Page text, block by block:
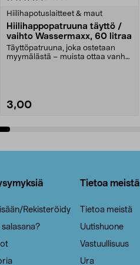
Hiilihapotuslaitteet & maut
Hiilihappopatruuna täyttö /
vaihto Wassermaxx, 60 litraa
Täyttöpatruuna, joka ostetaan
myymälästä – muista ottaa vanha
3,00
Rekisteröidy
Tietoa meistä
Tietoa meistä
Uutishuone
Vastuullisuus
Ura